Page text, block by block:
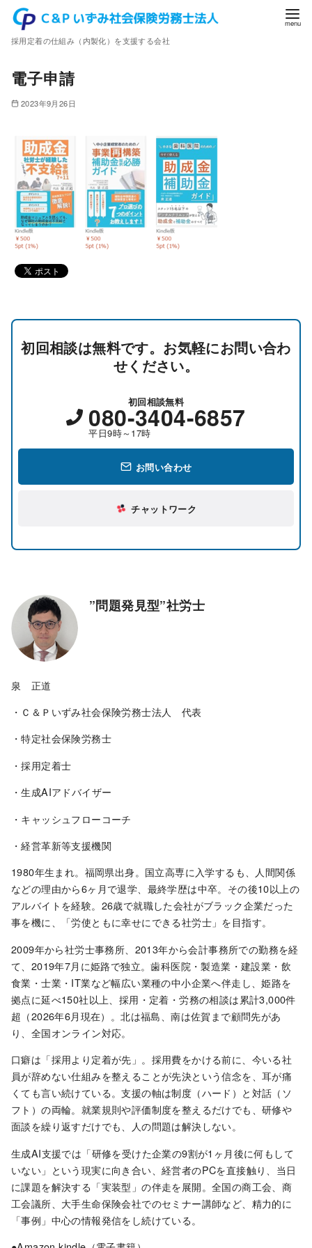
採用定着の仕組み（内製化）を支援する会社
電子申請
2023年9月26日
初回相談は無料です。お気軽にお問い合わ
せください。
初回相談無料
080-3404-6857
平日9時～17時
お問い合わせ
チャットワーク
”問題発見型”社労士
泉 正道
・Ｃ＆Ｐいずみ社会保険労務士法人 代表
・特定社会保険労務士
・採用定着士
・生成AIアドバイザー
・キャッシュフローコーチ
・経営革新等支援機関
1980年生まれ。福岡県出身。国立高専に入学するも、人間関係
などの理由から6ヶ月で退学、最終学歴は中卒。その後10以上の
アルバイトを経験。26歳で就職した会社がブラック企業だった
事を機に、「労使ともに幸せにできる社労士」を目指す。
2009年から社労士事務所、2013年から会計事務所での勤務を経
て、2019年7月に姫路で独立。歯科医院・製造業・建設業・飲
食業・士業・IT業など幅広い業種の中小企業へ伴走し、姫路を
拠点に延べ150社以上、採用・定着・労務の相談は累計3,000件
超（2026年6月現在）。北は福島、南は佐賀まで顧問先があ
り、全国オンライン対応。
口癖は「採用より定着が先」。採用費をかける前に、今いる社
員が辞めない仕組みを整えることが先決という信念を、耳が痛
くても言い続けている。支援の軸は制度（ハード）と対話（ソ
フト）の両輪。就業規則や評価制度を整えるだけでも、研修や
面談を繰り返すだけでも、人の問題は解決しない。
生成AI支援では「研修を受けた企業の9割が1ヶ月後に何もして
いない」という現実に向き合い、経営者のPCを直接触り、当日
に課題を解決する「実装型」の伴走を展開。全国の商工会、商
工会議所、大手生命保険会社でのセミナー講師など、精力的に
「事例」中心の情報発信をし続けている。